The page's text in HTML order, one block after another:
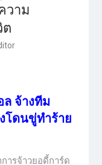
วาม
ต
จ้างทีม
โดนขู่ทำร้าย
ารจ้าวยอดี้การ์ด